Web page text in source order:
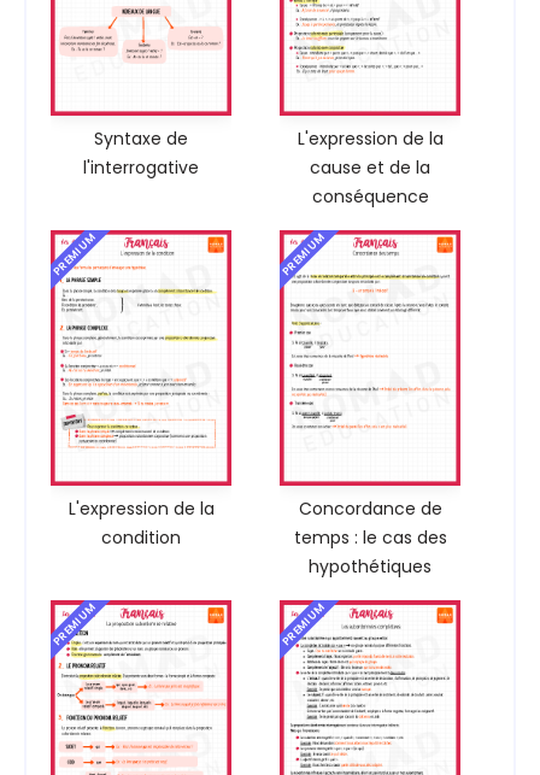
Syntaxe de
l'interrogative
L'expression de la
cause et de la
conséquence
PREMIUM
L'expression de la
condition
PREMIUM
Concordance de
temps : le cas des
hypothétiques
PREMIUM PREMIUM